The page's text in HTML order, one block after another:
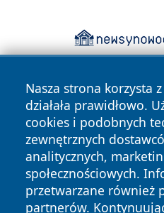
Nasza strona korzysta
działała prawidłowo.
cookies i podobnych
zewnętrznych
analitycznych,
społecznościowych.
przetwarzane również
partnerów.
Copyright © 2026
zastrzeżone.